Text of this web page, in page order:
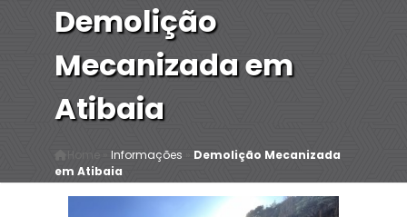
Demolição
Mecanizada em
Atibaia
Home Informações
Demolição Mecanizada
em Atibaia